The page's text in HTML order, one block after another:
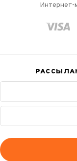
Интернет-